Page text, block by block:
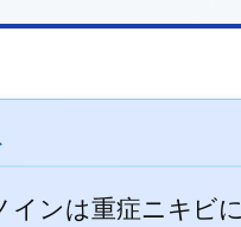
ンは重症ニキビ